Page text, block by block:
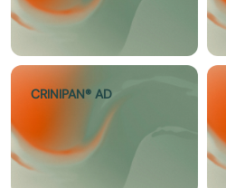
CRINIPAN® AD